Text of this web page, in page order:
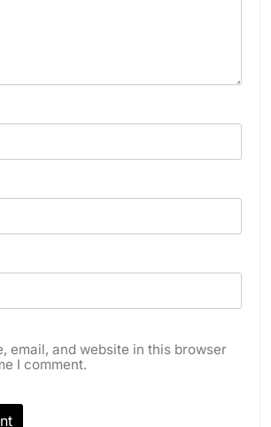
email, and website in this browser
I comment.